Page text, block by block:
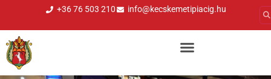
+36 76 503 210 info@kecskemetipiacig.hu